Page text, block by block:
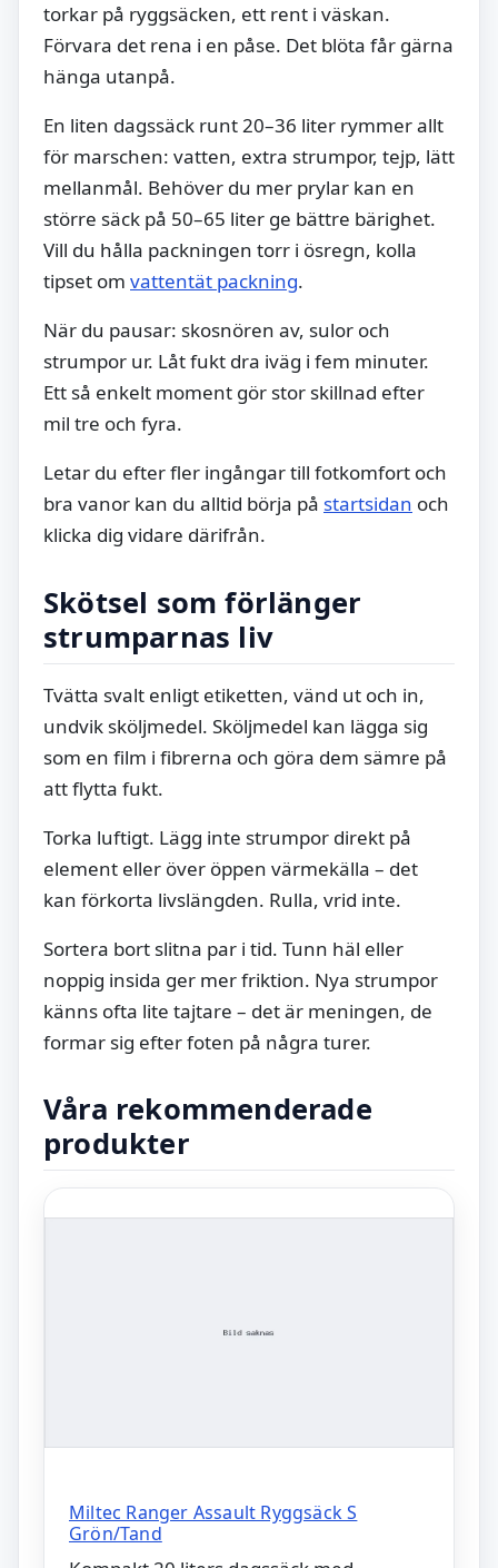
torkar på ryggsäcken, ett rent i väskan.
Förvara det rena i en påse. Det blöta får gärna
hänga utanpå.
En liten dagssäck runt 20–36 liter rymmer allt
för marschen: vatten, extra strumpor, tejp, lätt
mellanmål. Behöver du mer prylar kan en
större säck på 50–65 liter ge bättre bärighet.
Vill du hålla packningen torr i ösregn, kolla
tipset om vattentät packning.
När du pausar: skosnören av, sulor och
strumpor ur. Låt fukt dra iväg i fem minuter.
Ett så enkelt moment gör stor skillnad efter
mil tre och fyra.
Letar du efter fler ingångar till fotkomfort och
bra vanor kan du alltid börja på startsidan och
klicka dig vidare därifrån.
Skötsel som förlänger
strumparnas liv
Tvätta svalt enligt etiketten, vänd ut och in,
undvik sköljmedel. Sköljmedel kan lägga sig
som en film i fibrerna och göra dem sämre på
att flytta fukt.
Torka luftigt. Lägg inte strumpor direkt på
element eller över öppen värmekälla – det
kan förkorta livslängden. Rulla, vrid inte.
Sortera bort slitna par i tid. Tunn häl eller
noppig insida ger mer friktion. Nya strumpor
känns ofta lite tajtare – det är meningen, de
formar sig efter foten på några turer.
Våra rekommenderade
produkter
Miltec Ranger Assault Ryggsäck S
Grön/Tand